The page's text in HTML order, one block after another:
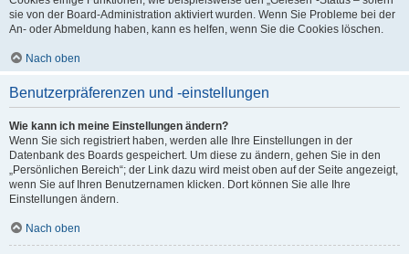
sie von der Board-Administration aktiviert wurden. Wenn Sie Probleme bei der
An- oder Abmeldung haben, kann es helfen, wenn Sie die Cookies löschen.
Nach oben
Benutzerpräferenzen und -einstellungen
Wie kann ich meine Einstellungen ändern?
Wenn Sie sich registriert haben, werden alle Ihre Einstellungen in der
Datenbank des Boards gespeichert. Um diese zu ändern, gehen Sie in den
„Persönlichen Bereich“; der Link dazu wird meist oben auf der Seite angezeigt,
wenn Sie auf Ihren Benutzernamen klicken. Dort können Sie alle Ihre
Einstellungen ändern.
Nach oben